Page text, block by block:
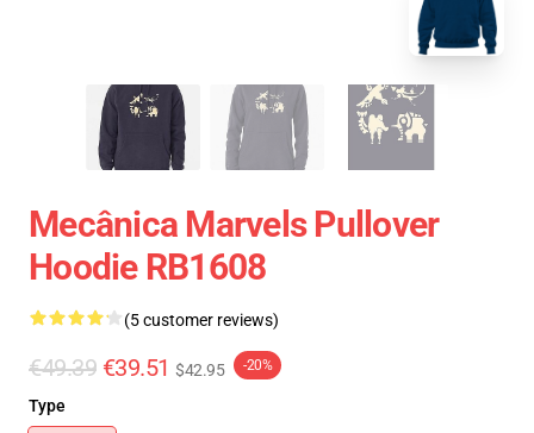
Mecânica Marvels Pullover
Hoodie RB1608
(5 customer reviews)
€49.39 €39.51 $42.95 -20%
Type